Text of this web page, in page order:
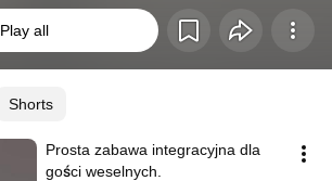
Play all
Shorts
Prosta zabawa integracyjna dla
gości weselnych.